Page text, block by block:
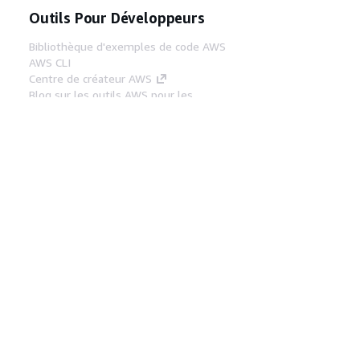
Outils Pour Développeurs
Bibliothèque d'exemples de code AWS
AWS CLI
Centre de créateur AWS
Blog sur les outils AWS pour les